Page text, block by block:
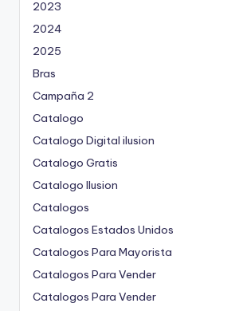
2023
2024
2025
Bras
Campaña 2
Catalogo
Catalogo Digital ilusion
Catalogo Gratis
Catalogo Ilusion
Catalogos
Catalogos Estados Unidos
Catalogos Para Mayorista
Catalogos Para Vender
Catalogos Para Vender